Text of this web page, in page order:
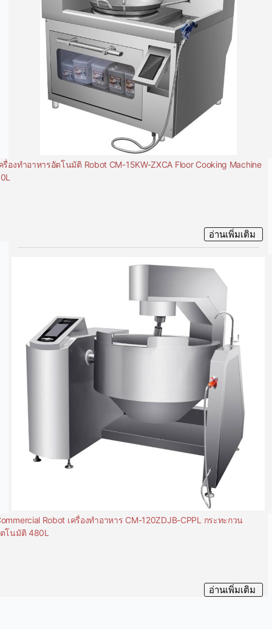
รื่องทำอาหารอัตโนมัติ Robot CM-15KW-ZXCA Floor Cooking Machine
อ่านเพิ่มเติม
Robot เครื่องทำอาหาร CM-120ZDJB-CPPL กระทะกวน
โนมัติ 480L
อ่านเพิ่มเติม